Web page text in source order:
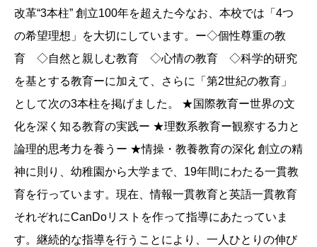
改革“3本柱” 創立100年を超えた今なお、本校では「4つ
の希望理想」を大切にしています。ー◇個性尊重の教
育 ◇自然と親しむ教育 ◇心情の教育 ◇科学的研究
を基とする教育ーに加えて、さらに「第2世紀の教育」
として次の3本柱を掲げました。 ★国際教育ー世界の文
化を深く知る教育の実践ー ★理数系教育ー観察する力と
論理的思考力を養うー ★情操・教養教育の深化 創立の精
神に則り、幼稚園から大学まで、19年間にわたる一貫教
育を行っています。現在、情報一貫教育と英語一貫教育
それぞれにCanDoリストを作って指導にあたっていま
す。継続的な指導を行うことにより、一人ひとりの伸び